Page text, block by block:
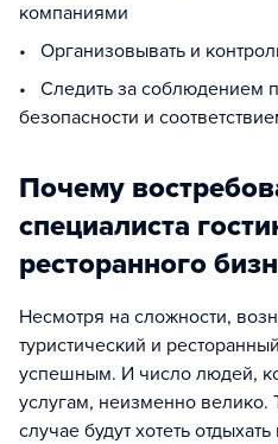
компаниями
• Организовывать и
• Следить за соблюдением
безопасности и
Почему
специалиста
ресторанного
Несмотря на сложности,
туристический и
успешным. И число людей,
услугам, неизменно велико.
случае будут хотеть